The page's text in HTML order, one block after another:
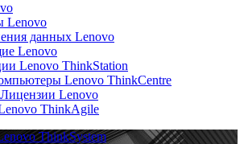
Lenovo
данных Lenovo
Lenovo
Lenovo ThinkStation
Lenovo ThinkCentre
Lenovo
ThinkAgile
ThinkSystem